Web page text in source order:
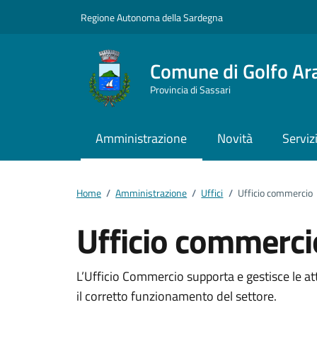
Regione Autonoma della Sardegna
Comune di Golfo
Provincia di Sassari
Amministrazione Novità
Home / Amministrazione / Uffici / Ufficio commercio
Ufficio
Dettagli della
L’Ufficio Commercio supporta e gestisce le
il corretto funzionamento del settore.